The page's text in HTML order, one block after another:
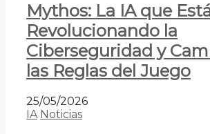
Mythos: La IA que
Revolucionando la
Ciberseguridad y
las Reglas del Juego
25/05/2026
IA Noticias